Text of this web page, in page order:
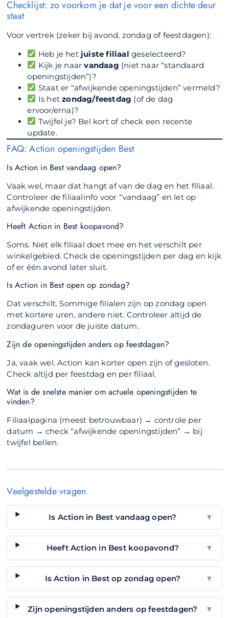
Checklijst: zo voorkom je dat je voor een dichte deur
staat
Voor vertrek (zeker bij avond, zondag of feestdagen):
Heb je het juiste filiaal geselecteerd?
Kijk je naarvandaag (niet naar “standaard
openingstijden”)?
Staat er “afwijkende openingstijden” vermeld?
Is hetzondag/feestdag (of de dag
ervoor/erna)?
Twijfel je? Bel kort of check een recente
update.
FAQ: Action openingstijden Best
Is Action in Best vandaag open?
Vaak wel, maar dat hangt af van de dag en het filiaal.
Controleer de filiaalinfo voor “vandaag” en let op
afwijkende openingstijden.
Heeft Action in Best koopavond?
Soms. Niet elk filiaal doet mee en het verschilt per
winkelgebied. Check de openingstijden per dag en kijk
of er één avond later sluit.
Is Action in Best open op zondag?
Dat verschilt. Sommige filialen zijn op zondag open
met kortere uren, andere niet. Controleer altijd de
zondaguren voor de juiste datum.
Zijn de openingstijden anders op feestdagen?
Ja, vaak wel. Action kan korter open zijn of gesloten.
Check altijd per feestdag en per filiaal.
Wat is de snelste manier om actuele openingstijden te
vinden?
Filiaalpagina (meest betrouwbaar) → controle per
datum → check “afwijkende openingstijden” → bij
twijfel bellen.
Veelgestelde vragen
Is Action in Best vandaag open? ▼
Heeft Action in Best koopavond? ▼
Is Action in Best op zondag open? ▼
Zijn openingstijden anders op feestdagen? ▼